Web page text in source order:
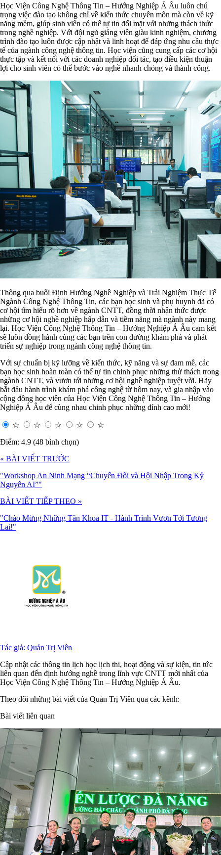
Học Viện Công Nghệ Thông Tin – Hướng Nghiệp Á Âu luôn chú
trọng việc đào tạo không chỉ về kiến thức chuyên môn mà còn về kỹ
năng mềm, giúp sinh viên có thể tự tin đối mặt với những thách thức
trong nghề nghiệp. Với đội ngũ giảng viên giàu kinh nghiệm, chương
trình đào tạo luôn được cập nhật và linh hoạt để đáp ứng nhu cầu thực
tế của ngành công nghệ thông tin. Học viện cũng cung cấp các cơ hội
thực tập và kết nối với các doanh nghiệp đối tác, tạo điều kiện thuận
lợi cho sinh viên có thể bước vào nghề nhanh chóng và thành công.
Thông qua buổi Định Hướng Nghề Nghiệp và Trải Nghiệm Thực Tế
Ngành Công Nghệ Thông Tin, các bạn học sinh và phụ huynh đã có
cơ hội tìm hiểu rõ hơn về ngành CNTT, đồng thời nhận thức được
những cơ hội nghề nghiệp hấp dẫn và tiềm năng mà ngành này mang
lại. Học Viện Công Nghệ Thông Tin – Hướng Nghiệp Á Âu cam kết
sẽ luôn đồng hành cùng các bạn trên con đường khám phá và phát
triển sự nghiệp trong ngành công nghệ thông tin.
Với sự chuẩn bị kỹ lưỡng về kiến thức, kỹ năng và sự đam mê, các
bạn học sinh hoàn toàn có thể tự tin chinh phục những thử thách trong
ngành CNTT, và vươn tới những cơ hội nghề nghiệp tuyệt vời. Hãy
bắt đầu hành trình khám phá công nghệ từ hôm nay, và gia nhập vào
cộng đồng học viên của Học Viện Công Nghệ Thông Tin – Hướng
Nghiệp Á Âu để cùng nhau chinh phục những đỉnh cao mới!
☆ ☆ ☆ ☆
☆
Điểm: 4.9 (48 bình chọn)
« BÀI VIẾT TRƯỚC
"Workshop An Ninh Mạng “Chuyển Đổi và Hội Nhập Trong Kỷ
Nguyên AI”"
BÀI VIẾT TIẾP THEO »
"Chào Mừng Những Tân Khoa IT - Hành Trình Vươn Tới Tương
Lai!"
Tác giả: Quản Trị Viên
Cập nhật các thông tin lịch học lịch thi, hoạt động và sự kiện, tin tức
liên quan đến định hướng nghề trong lĩnh vực CNTT mới nhất của
Học Viện Công Nghệ Thông Tin – Hướng Nghiệp Á Âu.
Theo dõi những bài viết của Quản Trị Viên qua các kênh:
Bài viết liên quan